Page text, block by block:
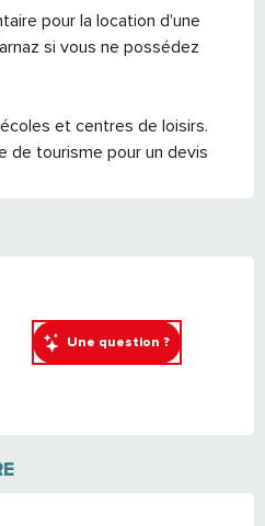
Une question ?
pour la location d'une
si vous ne possédez
et centres de loisirs.
de tourisme pour un devis